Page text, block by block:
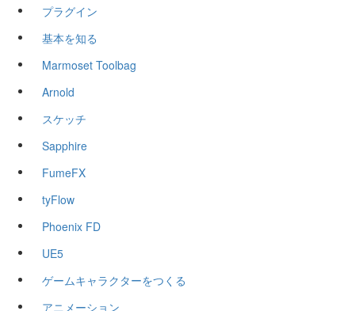
プラグイン
基本を知る
Marmoset Toolbag
Arnold
スケッチ
Sapphire
FumeFX
tyFlow
Phoenix FD
UE5
ゲームキャラクターをつくる
アニメーション